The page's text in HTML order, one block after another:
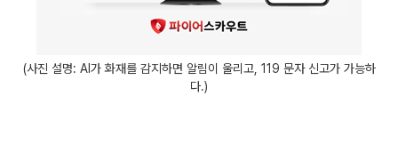
(사진 설명: AI가 화재를 감지하면 알림이 울리고, 119 문자 신고가 가능하
다.)